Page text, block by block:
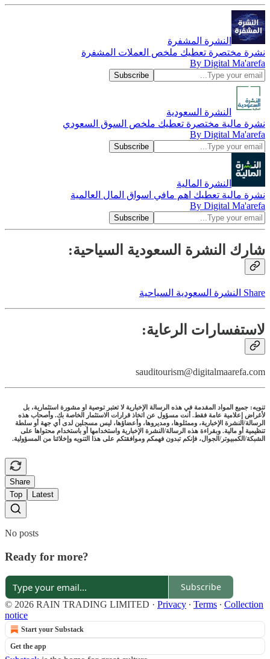
النشرة المشفرة
نشرة مختصرة تعطيك ملخص العملات المشفرة
By Digital Ma'arefa
النشرة السعودية
نشرة مالية مختصرة تعطيك ملخص السوق السعودي
By Digital Ma'arefa
النشرة المالية
نشرة مالية تعطيك اهم مافي اسواق المال العالمية
By Digital Ma'arefa
شارك النشرة السعودية السياحية:
Share النشرة السعودية السياحية
لاستفسارات الرعاية:
sauditourism@digitalmaarefa.com
تنويه: جميع المواد المقدمة في هذه الرسالة الإخبارية لا تعتبر توصية او مشورة استثمارية، بل
لأغراض إعلامية عامة فقط. أنت مسؤول عن اتخاذ قرارات الاستثمار الخاصة بك. وأصحاب هذه
الرسالة/النشرة الإخبارية، وممثلوها، ومديروها، وأعضاؤها، ليس مسجلين لدى أي جهة أو سلطة
تنظيمية أو مالية. وبقراءة هذه الرسالة/النشرة الإخبارية واستخدامها أو باستخدام محتواها على
الشبكة/الكمبيوتر/الجوال، فإنكم تبدون فهمكم وموافقتكم على هذا التنويه وإخلائنا من المسؤولية.
Share
Top
Latest
No posts
Ready for more?
Subscribe
© 2026 RAIN TRADING LIMITED · Privacy ∙ Terms ∙ Collection
notice
Start your Substack
Get the app